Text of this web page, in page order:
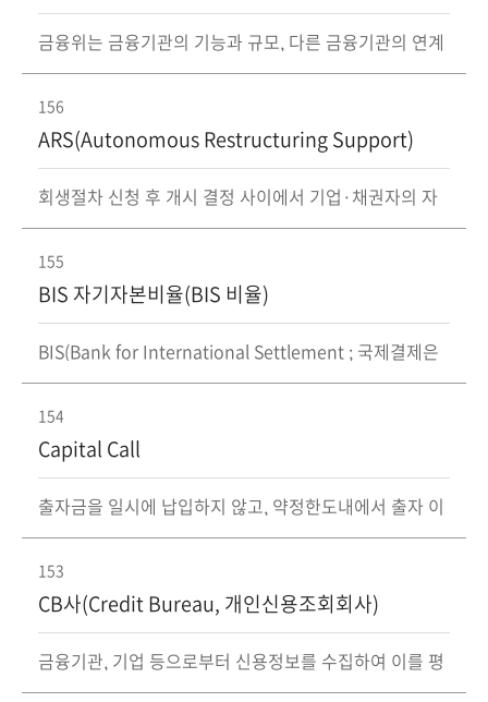
금융위는 금융기관의 기능과 규모, 다른 금융기관의 연계
156
ARS(Autonomous Restructuring Support)
회생절차 신청 후 개시 결정 사이에서 기업·채권자의 자
155
BIS 자기자본비율(BIS 비율)
BIS(Bank for International Settlement ; 국제결제은
154
Capital Call
출자금을 일시에 납입하지 않고, 약정한도내에서 출자 이
153
CB사(Credit Bureau, 개인신용조회회사)
금융기관, 기업 등으로부터 신용정보를 수집하여 이를 평